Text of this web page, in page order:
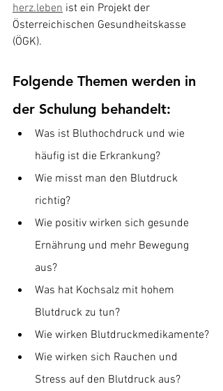
herz.leben ist ein Projekt der
Österreichischen Gesundheitskasse
(ÖGK).
Folgende Themen werden in
der Schulung behandelt:
Was ist Bluthochdruck und wie
häufig ist die Erkrankung?
Wie misst man den Blutdruck
richtig?
Wie positiv wirken sich gesunde
Ernährung und mehr Bewegung
aus?
Was hat Kochsalz mit hohem
Blutdruck zu tun?
Wie wirken Blutdruckmedikamente?
Wie wirken sich Rauchen und
Stress auf den Blutdruck aus?